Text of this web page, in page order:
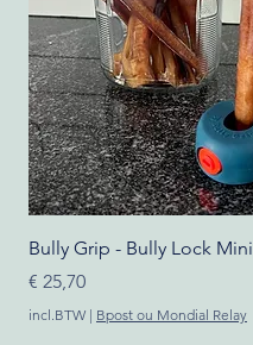
Bully Grip - Bully Lock Mini
Prijs
€ 25,70
incl.BTW | Bpost ou Mondial Relay